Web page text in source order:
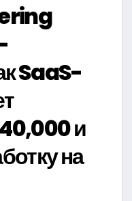
SaaS-
и
на